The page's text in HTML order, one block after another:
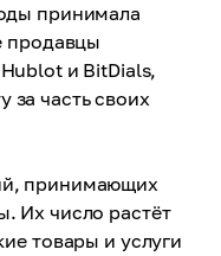
принимала
продавцы
и BitDials,
за часть своих
принимающих
Их число растёт
товары и услуги